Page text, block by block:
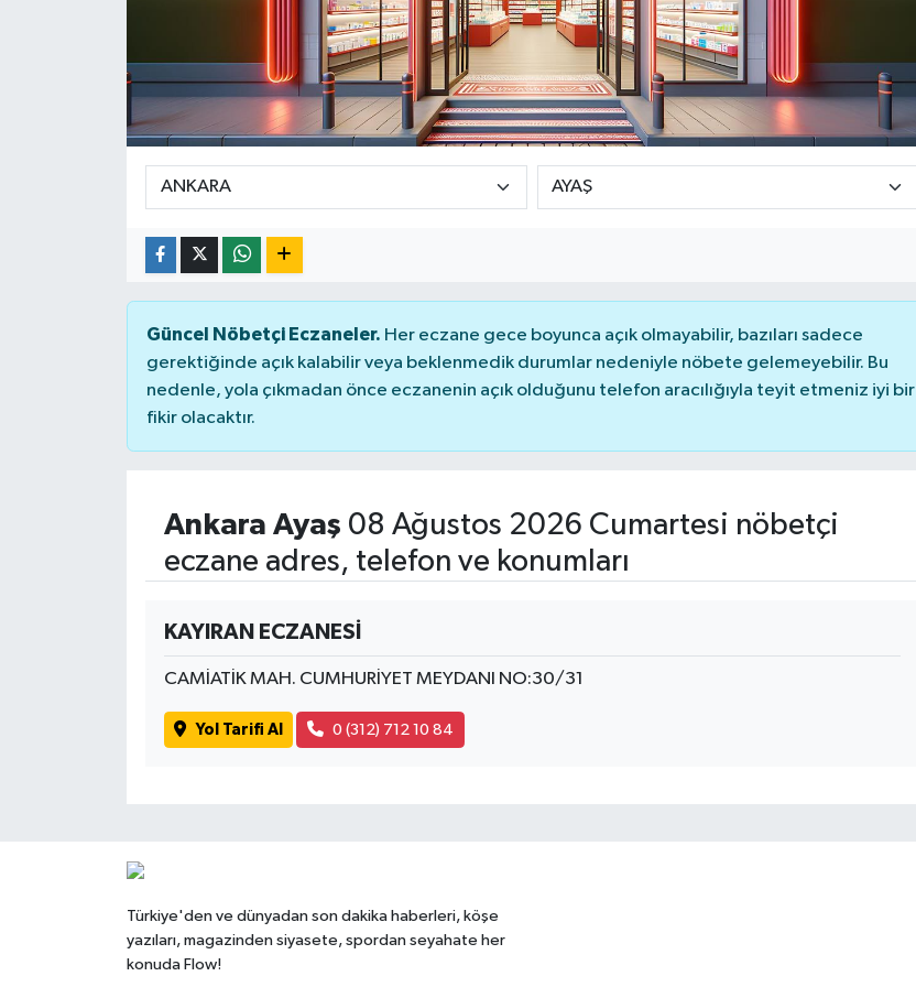
Güncel Nöbetçi Eczaneler. Her eczane gece boyunca açık olmayabilir, bazıları sadece
gerektiğinde açık kalabilir veya beklenmedik durumlar nedeniyle nöbete gelemeyebilir. Bu
nedenle, yola çıkmadan önce eczanenin açık olduğunu telefon aracılığıyla teyit etmeniz iyi bir
fikir olacaktır.
Ankara Ayaş 08 Ağustos 2026 Cumartesi nöbetçi
eczane adres, telefon ve konumları
KAYIRAN ECZANESİ
CAMİATİK MAH. CUMHURİYET MEYDANI NO:30/31
Yol Tarifi Al 0 (312) 712 10 84
Türkiye'den ve dünyadan son dakika haberleri, köşe
yazıları, magazinden siyasete, spordan seyahate her
konuda Flow!